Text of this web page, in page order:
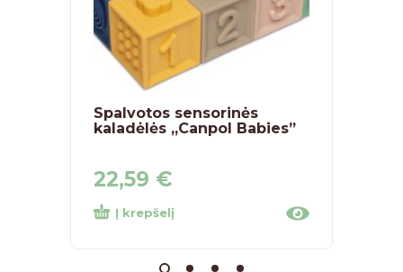
Spalvotos sensorinės
kaladėlės „Canpol Babies”
22,59 €
Į krepšelį